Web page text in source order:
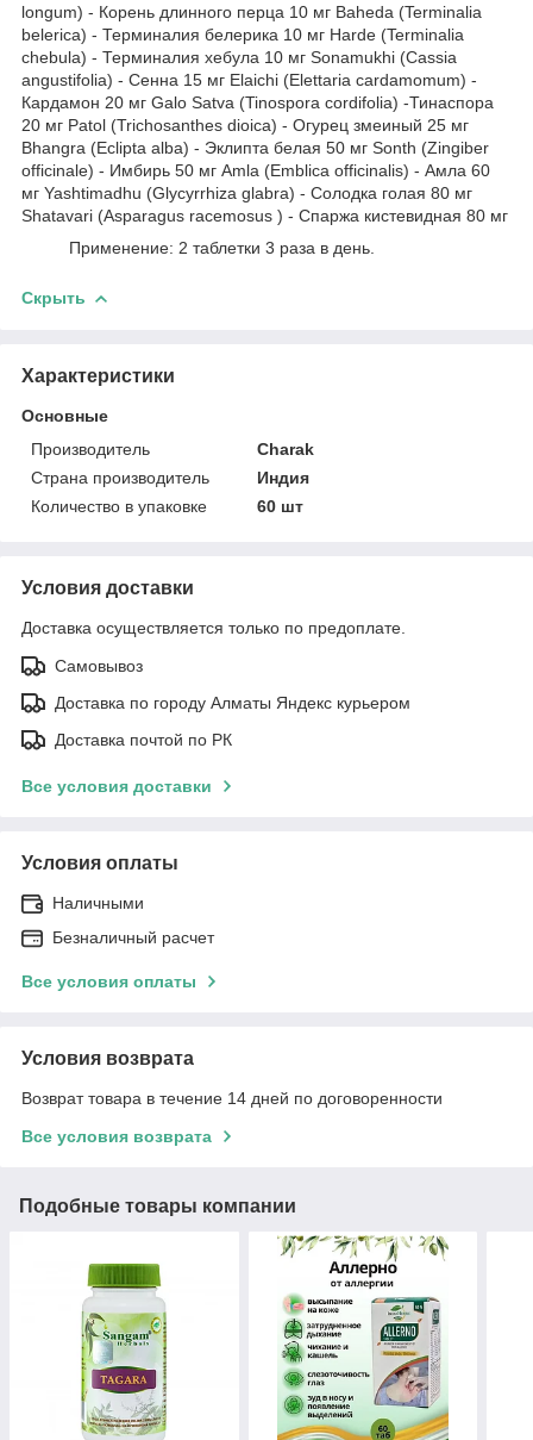
longum) - Корень длинного перца 10 мг Baheda (Terminalia
belerica) - Терминалия белерика 10 мг Harde (Terminalia
chebula) - Терминалия хебула 10 мг Sonamukhi (Cassia
angustifolia) - Сенна 15 мг Elaichi (Elettaria cardamomum) -
Кардамон 20 мг Galo Satva (Tinospora cordifolia) -Тинаспора
20 мг Patol (Trichosanthes dioica) - Огурец змеиный 25 мг
Bhangra (Eclipta alba) - Эклипта белая 50 мг Sonth (Zingiber
officinale) - Имбирь 50 мг Amla (Emblica officinalis) - Амла 60
мг Yashtimadhu (Glycyrrhiza glabra) - Солодка голая 80 мг
Shatavari (Asparagus racemosus ) - Спаржа кистевидная 80 мг
Применение: 2 таблетки 3 раза в день.
Скрыть
Характеристики
Основные
Производитель
Charak
Страна производитель
Индия
Количество в упаковке
60 шт
Условия доставки
Доставка осуществляется только по предоплате.
Самовывоз
Доставка по городу Алматы Яндекс курьером
Доставка почтой по РК
Все условия доставки
Условия оплаты
Наличными
Безналичный расчет
Все условия оплаты
Условия возврата
Возврат товара в течение 14 дней по договоренности
Все условия возврата
Подобные товары компании